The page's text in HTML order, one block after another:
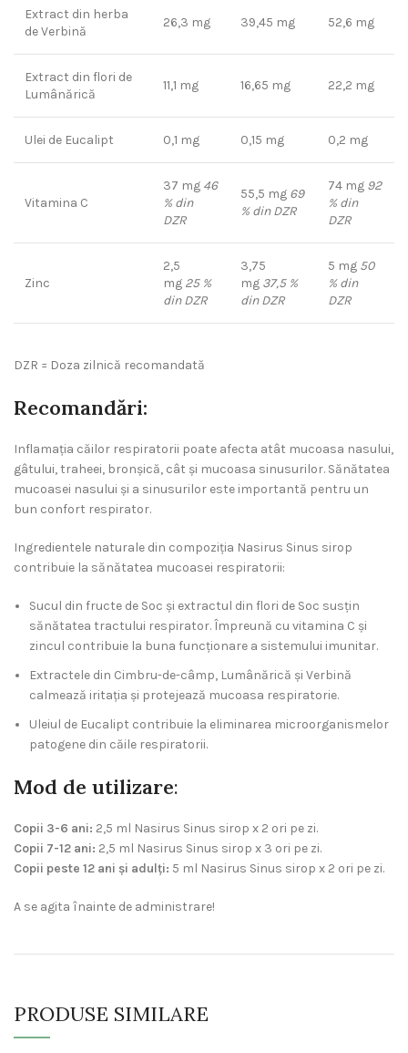
Extract din herba
de Verbină
26,3 mg 39,45 mg 52,6 mg
Extract din flori de
Lumânărică
11,1 mg 16,65 mg 22,2 mg
Ulei de Eucalipt 0,1 mg 0,15 mg 0,2 mg
Vitamina C
37 mg 46
% din
DZR
55,5 mg 69
% din DZR
74 mg 92
% din
DZR
Zinc
2,5
mg 25 %
din DZR
3,75
mg 37,5 %
din DZR
5 mg 50
% din
DZR
DZR = Doza zilnică recomandată
Recomandări:
Inflamația căilor respiratorii poate afecta atât mucoasa nasului,
gâtului, traheei, bronșică, cât și mucoasa sinusurilor. Sănătatea
mucoasei nasului și a sinusurilor este importantă pentru un
bun confort respirator.
Ingredientele naturale din compoziția Nasirus Sinus sirop
contribuie la sănătatea mucoasei respiratorii:
Sucul din fructe de Soc și extractul din flori de Soc susțin
sănătatea tractului respirator. Împreună cu vitamina C și
zincul contribuie la buna funcționare a sistemului imunitar.
Extractele din Cimbru-de-câmp, Lumânărică și Verbină
calmează iritația și protejează mucoasa respiratorie.
Uleiul de Eucalipt contribuie la eliminarea microorganismelor
patogene din căile respiratorii.
Mod de utilizare:
Copii 3-6 ani: 2,5 ml Nasirus Sinus sirop x 2 ori pe zi.
Copii 7-12 ani: 2,5 ml Nasirus Sinus sirop x 3 ori pe zi.
Copii peste 12 ani și adulți: 5 ml Nasirus Sinus sirop x 2 ori pe zi.
A se agita înainte de administrare!
PRODUSE SIMILARE